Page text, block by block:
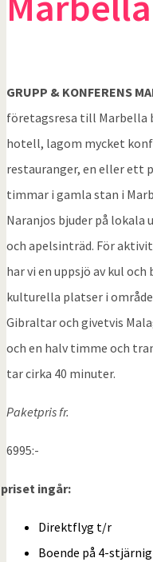
GRUPP & KONFERENS
företagsresa till
hotell, lagom mycket
restauranger, en eller ett
timmar i gamla stan i
Naranjos bjuder på lokala
och apelsinträd. För
har vi en uppsjö av kul
kulturella platser i
Gibraltar och givetvis
och en halv timme och
tar cirka 40 minuter.
Paketpris fr.
6995:-
ingår:
Direktflyg t/r
Boende på 4-